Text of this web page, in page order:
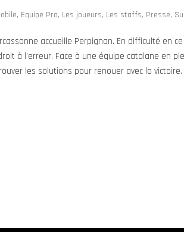
, Equipe Pro, Les joueurs, Les staffs, Presse,
accueille Perpignan. En difficulté en
à l’erreur. Face à une équipe catalane en
les solutions pour renouer avec la victoire.